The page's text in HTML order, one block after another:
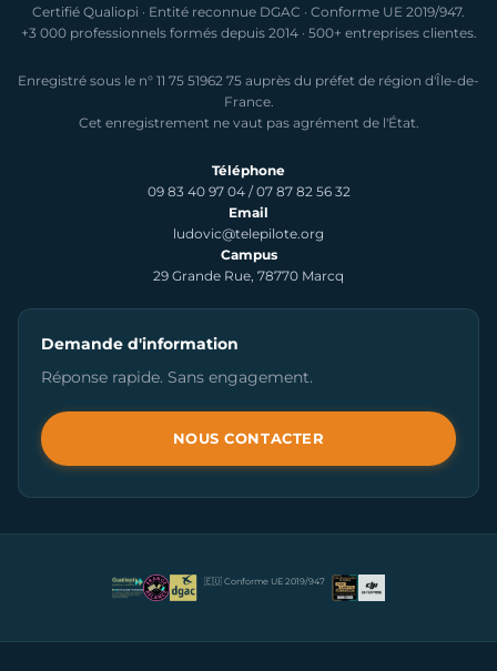
Certifié Qualiopi · Entité reconnue DGAC · Conforme UE 2019/947.
+3 000 professionnels formés depuis 2014 · 500+ entreprises clientes.
Enregistré sous le n° 11 75 51962 75 auprès du préfet de région d'Île-de-
France.
Cet enregistrement ne vaut pas agrément de l'État.
Téléphone
09 83 40 97 04 /07 87 82 56 32
Email
ludovic@telepilote.org
Campus
29 Grande Rue, 78770 Marcq
Demande d'information
Réponse rapide. Sans engagement.
NOUS CONTACTER
🇪🇺 Conforme UE 2019/947